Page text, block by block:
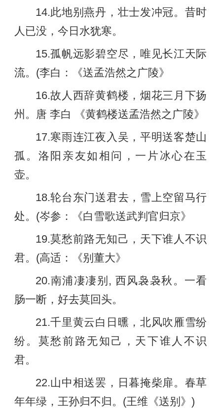
14.此地别燕丹，壮士发冲冠。昔时
人已没，今日水犹寒。
15.孤帆远影碧空尽，唯见长江天际
流。(李白：《送孟浩然之广陵》
16.故人西辞黄鹤楼，烟花三月下扬
州。唐 李白 《黄鹤楼送孟浩然之广陵》
17.寒雨连江夜入吴，平明送客楚山
孤。洛阳亲友如相问，一片冰心在玉
壶。
18.轮台东门送君去，雪上空留马行
处。(岑参：《白雪歌送武判官归京》
19.莫愁前路无知己，天下谁人不识
君。(高适：《别董大》
20.南浦凄凄别, 西风袅袅秋。一看
肠一断，好去莫回头。
21.千里黄云白日曛，北风吹雁雪纷
纷。莫愁前路无知己，天下谁人不识
君。
22.山中相送罢，日暮掩柴扉。春草
年年绿，王孙归不归。(王维《送别》)